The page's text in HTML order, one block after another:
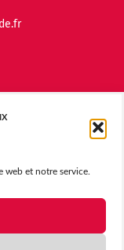
et notre service.